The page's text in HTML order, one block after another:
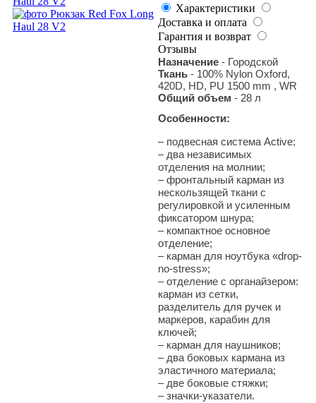
Характеристики
Доставка и оплата
Гарантия и возврат
Отзывы
Назначение - Городской
Ткань - 100% Nylon Oxford,
420D, HD, PU 1500 mm , WR
Общий объем - 28 л
Особенности:
– подвесная система Active;
– два независимых
отделения на молнии;
–фронтальный карман из
нескользящей ткани с
регулировкой и усиленным
фиксатором шнура;
– компактное основное
отделение;
– карман для ноутбука «drop-
no-stress»;
–отделение с органайзером:
карман из сетки,
разделитель для ручек и
маркеров, карабин для
ключей;
– карман для наушников;
– два боковых кармана из
эластичного материала;
– две боковые стяжки;
–значки-указатели.